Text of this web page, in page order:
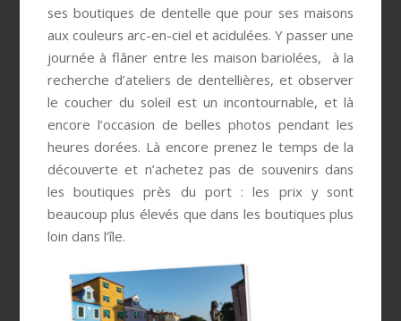
ses boutiques de dentelle que pour ses maisons
aux couleurs arc-en-ciel et acidulées. Y passer une
journée à flâner entre les maison bariolées, à la
recherche d’ateliers de dentellières, et observer
le coucher du soleil est un incontournable, et là
encore l’occasion de belles photos pendant les
heures dorées. Là encore prenez le temps de la
découverte et n’achetez pas de souvenirs dans
les boutiques près du port : les prix y sont
beaucoup plus élevés que dans les boutiques plus
loin dans l’île.